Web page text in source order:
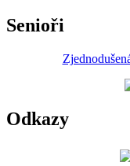
Senioři
Odkazy